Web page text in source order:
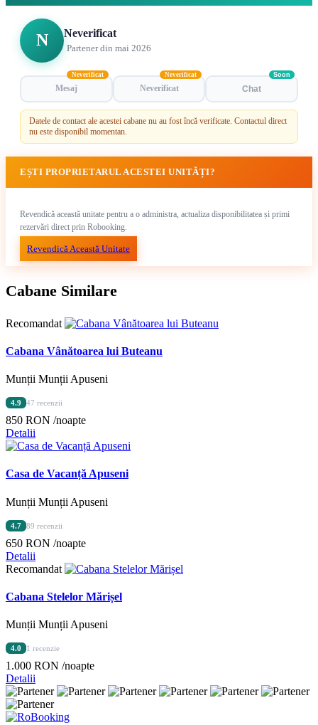
N Neverificat
Partener din mai 2026
Mesaj
Neverificat
Neverificat
Neverificat
Chat
Soon
Datele de contact ale acestei cabane nu au fost încă verificate. Contactul direct
nu este disponibil momentan.
EȘTI PROPRIETARUL ACESTEI UNITĂȚI?
Revendică această unitate pentru a o administra, actualiza disponibilitatea și primi
rezervări direct prin Robooking.
Revendică Această Unitate
Cabane Similare
Recomandat
Cabana Vânătoarea lui Buteanu
Munții Munții Apuseni
4.9 47 recenzii
850 RON /noapte
Detalii
Casa de Vacanță Apuseni
Munții Munții Apuseni
4.7 89 recenzii
650 RON /noapte
Detalii
Recomandat
Cabana Stelelor Mărișel
Munții Munții Apuseni
4.0 1 recenzie
1.000 RON /noapte
Detalii